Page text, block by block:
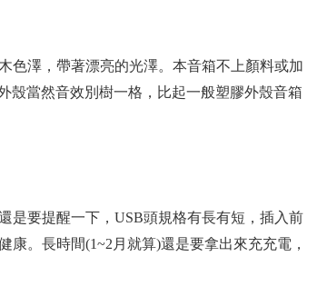
色澤，帶著漂亮的光澤。本音箱不上顏料或加
殼當然音效別樹一格，比起一般塑膠外殼音箱
是要提醒一下，USB頭規格有長有短，插入前
。長時間(1~2月就算)還是要拿出來充充電，